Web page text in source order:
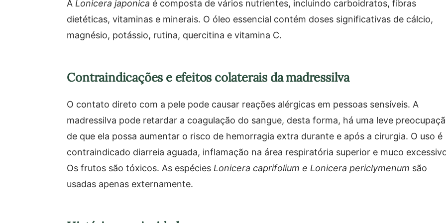
A Lonicera japonica é composta de vários nutrientes, incluindo carboidratos, fibras
dietéticas, vitaminas e minerais. O óleo essencial contém doses significativas de cálcio,
magnésio, potássio, rutina, quercitina e vitamina C.
Contraindicações e efeitos colaterais da madressilva
O contato direto com a pele pode causar reações alérgicas em pessoas sensíveis. A
madressilva pode retardar a coagulação do sangue, desta forma, há uma leve
de que ela possa aumentar o risco de hemorragia extra durante e após a cirurgia. O uso é
contraindicado diarreia aguada, inflamação na área respiratória superior e muco
Os frutos são tóxicos. As espécies Lonicera caprifolium e Lonicera periclymenum são
usadas apenas externamente.